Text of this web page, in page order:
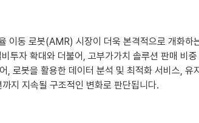
동 로봇(AMR) 시장이 더욱 본격적으로 개화하
자 확대와 더불어, 고부가가치 솔루션 판매 비
로봇을 활용한 데이터 분석 및 최적화 서비스, 유
지 지속될 구조적인 변화로 판단됩니다.